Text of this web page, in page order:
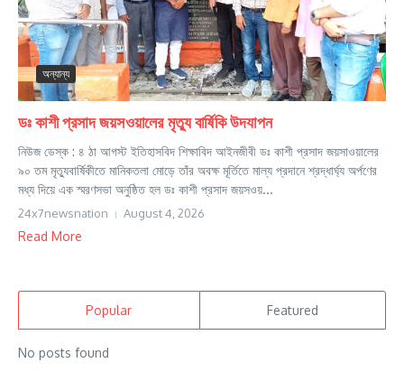
অন্যান্য
ডঃ কাশী প্রসাদ জয়সওয়ালের মৃত্যু বার্ষিকি উদযাপন
নিউজ ডেস্ক : ৪ ঠা আগস্ট ইতিহাসবিদ শিক্ষাবিদ আইনজীবী ডঃ কাশী প্রসাদ জয়সাওয়ালের
৯০ তম মৃত্যুবার্ষিকীতে মানিকতলা মোড়ে তাঁর অবক্ষ মূর্তিতে মাল্য প্রদানে শ্রদ্ধার্ঘ্য অর্পণের
মধ্য দিয়ে এক স্মরণসভা অনুষ্ঠিত হল ডঃ কাশী প্রসাদ জয়সওয়...
24x7newsnation August 4, 2026
Read More
Popular Featured
No posts found